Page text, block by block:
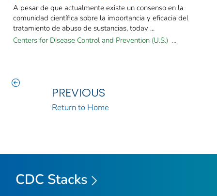
A pesar de que actualmente existe un consenso en la
comunidad científica sobre la importancia y eficacia del
tratamiento de abuso de sustancias, todav ...
Centers for Disease Control and Prevention (U.S.) ...
PREVIOUS
Return to Home
CDC Stacks